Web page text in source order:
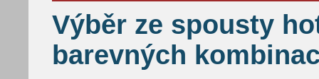
Výběr ze spousty
barevných